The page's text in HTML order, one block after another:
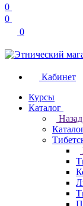
0
0
0
Кабинет
Курсы
Каталог
Назад